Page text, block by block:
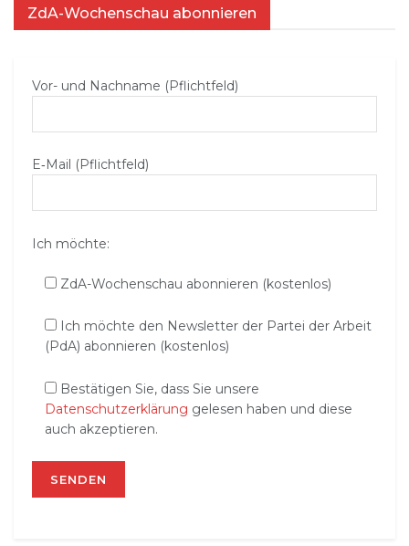
ZdA-Wochenschau abonnieren
Vor- und Nachname (Pflichtfeld)
E‑Mail (Pflichtfeld)
Ich möchte:
ZdA-Wochenschau abonnieren (kostenlos)
Ich möchte den Newsletter der Partei der Arbeit
(PdA) abonnieren (kostenlos)
Bestätigen Sie, dass Sie unsere
Datenschutzerklärung gelesen haben und diese
auch akzeptieren.